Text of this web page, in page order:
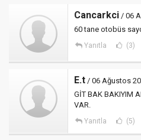
Cancarkci / 06
60 tane otobüs
Yanıtla (3)
E.t / 06 Ağustos
GİT BAK BAKIYIM
VAR.
Yanıtla (5)